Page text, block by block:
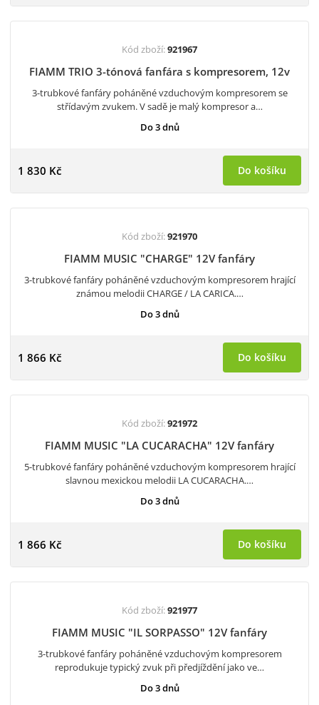
Kód zboží:921967
FIAMM TRIO 3-tónová fanfára s kompresorem, 12v
3-trubkové fanfáry poháněné vzduchovým kompresorem se
střídavým zvukem. V sadě je malý kompresor a…
Do 3 dnů
1 830 Kč Do košíku
Kód zboží:921970
FIAMM MUSIC "CHARGE" 12V fanfáry
3-trubkové fanfáry poháněné vzduchovým kompresorem hrající
známou melodii CHARGE / LA CARICA.…
Do 3 dnů
1 866 Kč Do košíku
Kód zboží:921972
FIAMM MUSIC "LA CUCARACHA" 12V fanfáry
5-trubkové fanfáry poháněné vzduchovým kompresorem hrající
slavnou mexickou melodii LA CUCARACHA.…
Do 3 dnů
1 866 Kč Do košíku
Kód zboží:921977
FIAMM MUSIC "IL SORPASSO" 12V fanfáry
3-trubkové fanfáry poháněné vzduchovým kompresorem
reprodukuje typický zvuk při předjíždění jako ve…
Do 3 dnů